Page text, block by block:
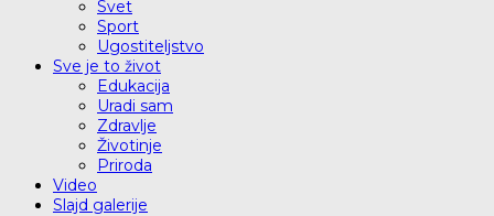
Svet
Sport
Ugostiteljstvo
Sve je to život
Edukacija
Uradi sam
Zdravlje
Životinje
Priroda
Video
Slajd galerije